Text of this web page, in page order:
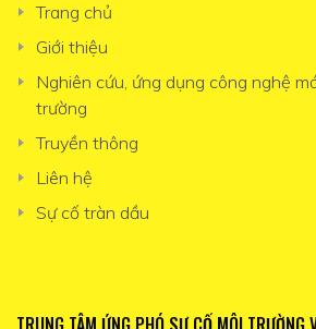
Trang chủ
Giới thiệu
Nghiên cứu, ứng dụng công nghệ
trường
Truyền thông
Liên hệ
Sự cố tràn dầu